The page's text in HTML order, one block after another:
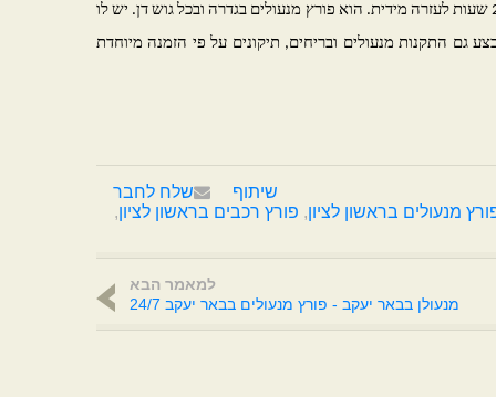
24 שעות לעזרה מידית. הוא פורץ מנעולים בגדרה ובכל גוש דן. יש לו
גם התקנות מנעולים ובריחים, תיקונים על פי הזמנה מיוחדת
שלח לחבר
שיתוף
מנעולים בראשון לציון, פורץ רכבים בראשון לציון,
למאמר הבא
מנעולן בבאר יעקב - פורץ מנעולים בבאר יעקב 24/7